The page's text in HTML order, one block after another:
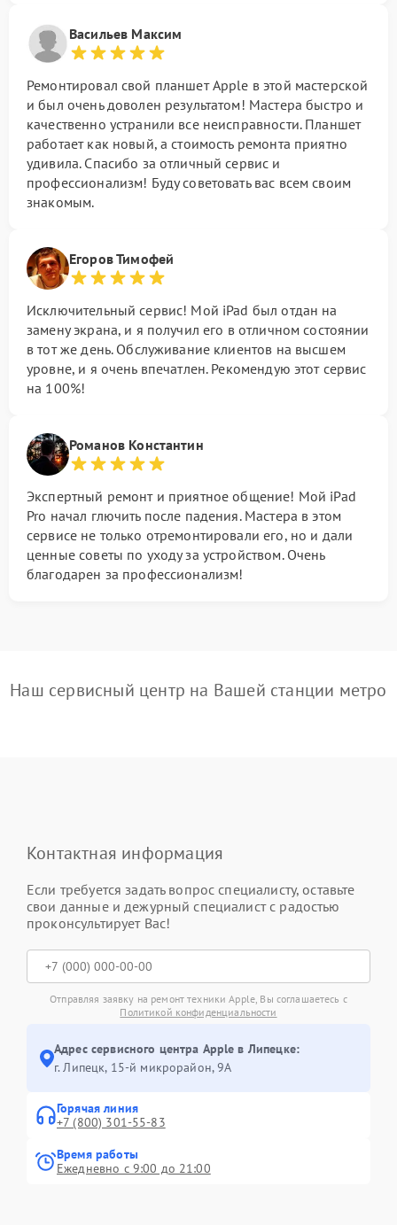
Васильев Максим
Ремонтировал свой планшет Apple в этой мастерской
и был очень доволен результатом! Мастера быстро и
качественно устранили все неисправности. Планшет
работает как новый, а стоимость ремонта приятно
удивила. Спасибо за отличный сервис и
профессионализм! Буду советовать вас всем своим
знакомым.
Егоров Тимофей
Исключительный сервис! Мой iPad был отдан на
замену экрана, и я получил его в отличном состоянии
в тот же день. Обслуживание клиентов на высшем
уровне, и я очень впечатлен. Рекомендую этот сервис
на 100%!
Романов Константин
Экспертный ремонт и приятное общение! Мой iPad
Pro начал глючить после падения. Мастера в этом
сервисе не только отремонтировали его, но и дали
ценные советы по уходу за устройством. Очень
благодарен за профессионализм!
Наш сервисный центр на Вашей станции метро
Контактная информация
Если требуется задать вопрос специалисту, оставьте
свои данные и дежурный специалист с радостью
проконсультирует Вас!
Отправляя заявку на ремонт техники Apple, Вы соглашаетесь с
Политикой конфиденциальности
Адрес сервисного центра Apple в Липецке:
г. Липецк, 15-й микрорайон, 9А
Горячая линия
+7 (800) 301-55-83
Время работы
Ежедневно с 9:00 до 21:00